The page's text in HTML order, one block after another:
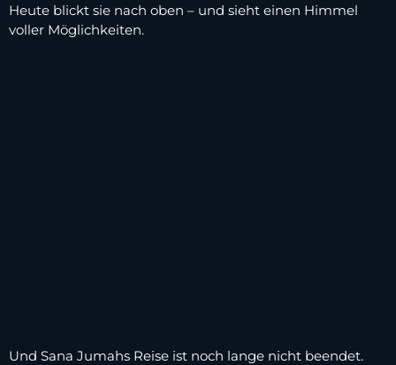
Heute blickt sie nach oben – und sieht einen Himmel
voller Möglichkeiten.
Und Sana Jumahs Reise ist noch lange nicht beendet.